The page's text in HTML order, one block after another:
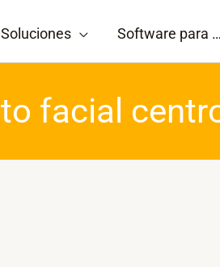
Soluciones Software para …
facial